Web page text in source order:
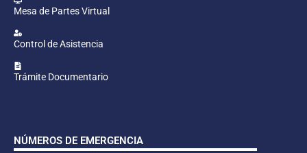
Mesa de Partes Virtual
Control de Asistencia
Trámite Documentario
NÚMEROS DE EMERGENCIA